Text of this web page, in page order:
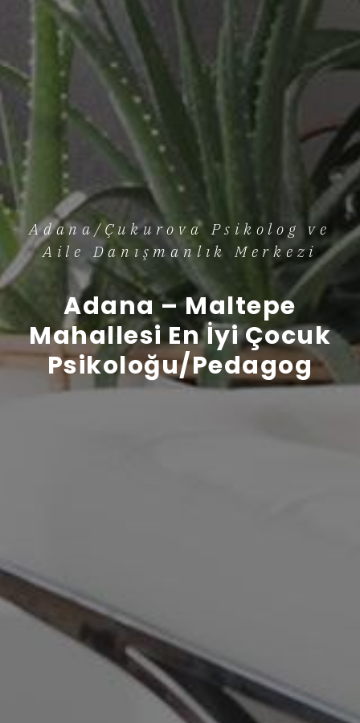
Adana/Çukurova Psikolog ve
Aile Danışmanlık Merkezi
Adana – Maltepe
Mahallesi En İyi Çocuk
Psikoloğu/Pedagog